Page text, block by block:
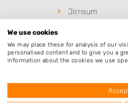
Jirnsum
Deze
We use cookies
We may place these for analysis of our
personalised content and to give you a
information about the cookies we use